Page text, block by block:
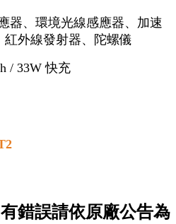
、環境光線感應器、加速
外線發射器、陀螺儀
33W 快充
錯誤請依原廠公告為